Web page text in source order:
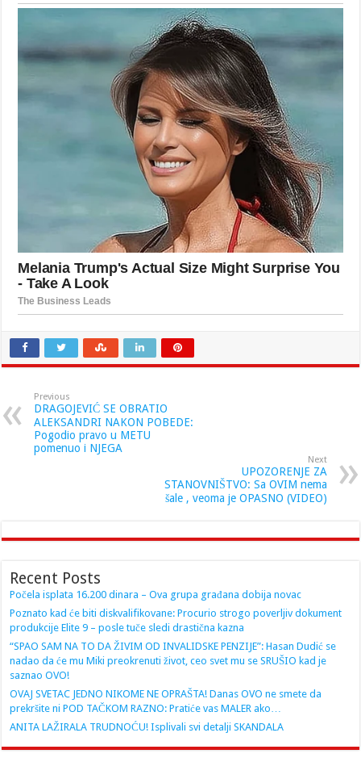
Previous
DRAGOJEVIĆ SE OBRATIO
ALEKSANDRI NAKON POBEDE:
Pogodio pravo u METU
pomenuo i NJEGA
Next
UPOZORENJE ZA
STANOVNIŠTVO: Sa OVIM nema
šale , veoma je OPASNO (VIDEO)
Recent Posts
Počela isplata 16.200 dinara – Ova grupa građana dobija novac
Poznato kad će biti diskvalifikovane: Procurio strogo poverljiv dokument
produkcije Elite 9 – posle tuče sledi drastična kazna
“SPAO SAM NA TO DA ŽIVIM OD INVALIDSKE PENZIJE”: Hasan Dudić se
nadao da će mu Miki preokrenuti život, ceo svet mu se SRUŠIO kad je
saznao OVO!
OVAJ SVETAC JEDNO NIKOME NE OPRAŠTA! Danas OVO ne smete da
prekršite ni POD TAČKOM RAZNO: Pratiće vas MALER ako…
ANITA LAŽIRALA TRUDNOĆU! Isplivali svi detalji SKANDALA